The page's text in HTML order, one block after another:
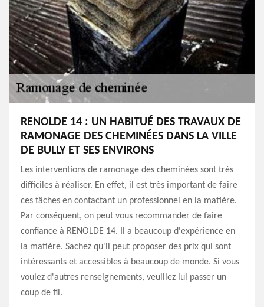
RENOLDE 14 : UN HABITUÉ DES TRAVAUX DE
RAMONAGE DES CHEMINÉES DANS LA VILLE
DE BULLY ET SES ENVIRONS
Les interventions de ramonage des cheminées sont très
difficiles à réaliser. En effet, il est très important de faire
ces tâches en contactant un professionnel en la matière.
Par conséquent, on peut vous recommander de faire
confiance à RENOLDE 14. Il a beaucoup d'expérience en
la matière. Sachez qu'il peut proposer des prix qui sont
intéressants et accessibles à beaucoup de monde. Si vous
voulez d'autres renseignements, veuillez lui passer un
coup de fil.